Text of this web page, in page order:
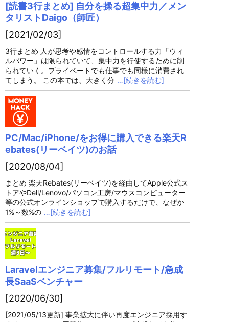
[読書3行まとめ] 自分を操る超集中力／メン
タリストDaigo（師匠）
[2021/02/03]
3行まとめ 人が思考や感情をコントロールする力「ウィ
ルパワー」は限られていて、集中力を行使するために削
られていく。プライベートでも仕事でも同様に消費され
てしまう。 この本では、大きく分 …[続きを読む]
PC/Mac/iPhone/をお得に購入できる楽天R
ebates(リーベイツ)のお話
[2020/08/04]
まとめ 楽天Rebates(リーベイツ)を経由してApple公式ス
トアやDell/Lenovo/パソコン工房/マウスコンピューター
等の公式オンラインショップで購入するだけで、なぜか
1%～数%の …[続きを読む]
Laravelエンジニア募集/フルリモート/急成
長SaaSベンチャー
[2020/06/30]
[2021/05/13更新] 事業拡大に伴い再度エンジニア採用す